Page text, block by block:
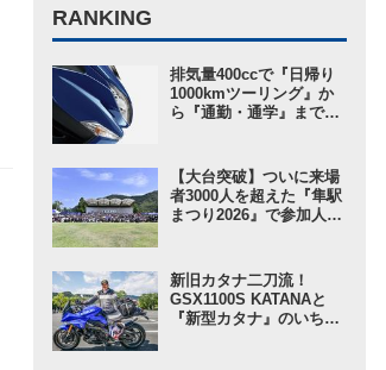
RANKING
排気量400ccで『日帰り
1000kmツーリング』か
ら『通勤・通学』まで1
変更を受けても価格はす
え置き!? 今となっては逆
にリーズナブルかも……
【スズキのバイク！ の新
【大台突破】ついに来場
者3000人を超えた『隼駅
まつり2026』で参加人数
ク！ のイベントニュース
／隼駅まつり2026】
新旧カタナ二刀流！
GSX1100S KATANAと
『新型カタナ』のいちば